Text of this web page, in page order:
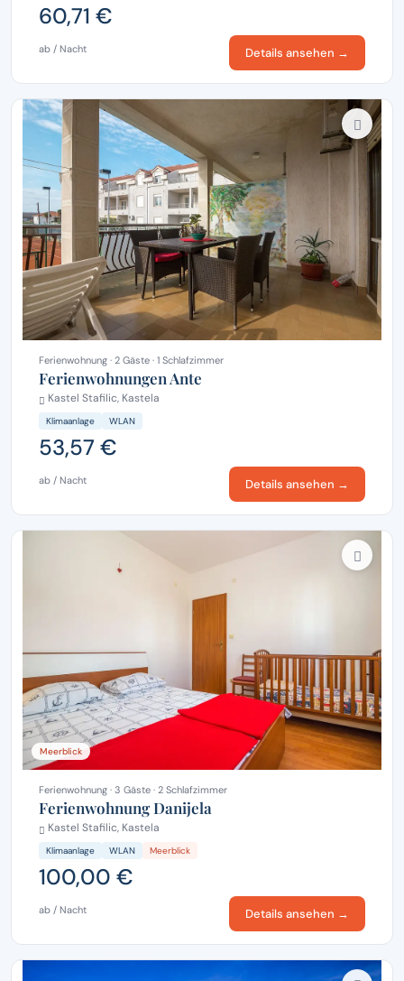
60,71 €
ab / Nacht Details ansehen →
Ferienwohnung · 2 Gäste · 1 Schlafzimmer
Ferienwohnungen Ante
Kastel Stafilic, Kastela
Klimaanlage WLAN
53,57 €
ab / Nacht Details ansehen →
Meerblick
Ferienwohnung · 3 Gäste · 2 Schlafzimmer
Ferienwohnung Danijela
Kastel Stafilic, Kastela
Klimaanlage WLAN Meerblick
100,00 €
ab / Nacht Details ansehen →